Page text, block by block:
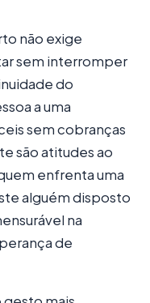
não exige
sem interromper
do
a uma
sem cobranças
são atitudes ao
enfrenta uma
alguém disposto
na
de